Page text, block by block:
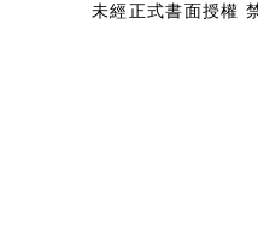
未經正式書面授權